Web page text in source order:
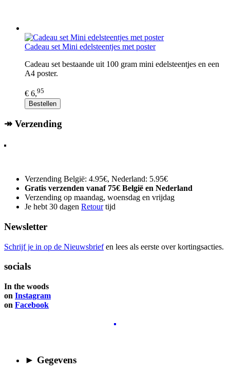
Cadeau set Mini edelsteentjes met poster
Cadeau set bestaande uit 100 gram mini edelsteentjes en een
A4 poster.
€ 6,95
Bestellen
↠ Verzending
Verzending België: 4.95€, Nederland: 5.95€
Gratis verzenden vanaf 75€ België en Nederland
Verzending op maandag, woensdag en vrijdag
Je hebt 30 dagen Retourtijd
Newsletter
Schrijf je in op de Nieuwsbriefen lees als eerste over kortingsacties.
socials
In the woods
on Instagram
on Facebook
► Gegevens